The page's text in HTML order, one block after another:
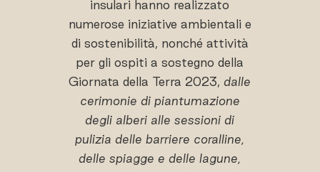
insulari hanno realizzato
numerose iniziative ambientali e
di sostenibilità, nonché attività
per gli ospiti a sostegno della
Giornata della Terra 2023, dalle
cerimonie di piantumazione
degli alberi alle sessioni di
pulizia delle barriere coralline,
delle spiagge e delle lagune,